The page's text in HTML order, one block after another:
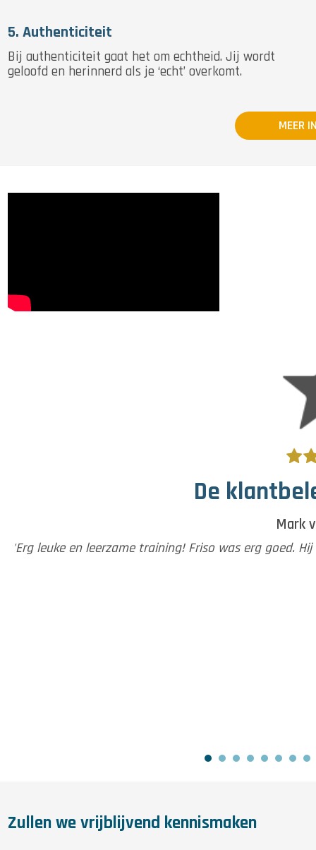
5. Authenticiteit
Bij authenticiteit gaat het om echtheid. Jij wordt
geloofd en herinnerd als je ‘echt’ overkomt.
MEER
De
Mark
'Erg leuke en leerzame training! Friso was erg goed.
Zullen we vrijblijvend kennismaken